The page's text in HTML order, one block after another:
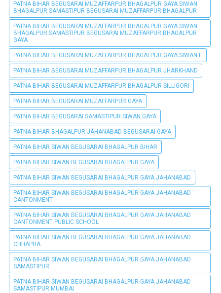
PATNA BIHAR BEGUSARAI MUZAFFARPUR BHAGALPUR GAYA SIWAN
BHAGALPUR SAMASTIPUR BEGUSARAI MUZAFFARPUR BHAGALPUR
PATNA BIHAR BEGUSARAI MUZAFFARPUR BHAGALPUR GAYA SIWAN
BHAGALPUR SAMASTIPUR BEGUSARAI MUZAFFARPUR BHAGALPUR
GAYA
PATNA BIHAR BEGUSARAI MUZAFFARPUR BHAGALPUR GAYA SIWAN E
PATNA BIHAR BEGUSARAI MUZAFFARPUR BHAGALPUR JHARKHAND
PATNA BIHAR BEGUSARAI MUZAFFARPUR BHAGALPUR SILLIGORI
PATNA BIHAR BEGUSARAI MUZAFFARPUR GAYA
PATNA BIHAR BEGUSARAI SAMASTIPUR SIWAN GAYA
PATNA BIHAR BHAGALPUR JAHANABAD BEGUSARAI GAYA
PATNA BIHAR SIWAN BEGUSARAI BHAGALPUR BIHAR
PATNA BIHAR SIWAN BEGUSARAI BHAGALPUR GAYA
PATNA BIHAR SIWAN BEGUSARAI BHAGALPUR GAYA JAHANABAD
PATNA BIHAR SIWAN BEGUSARAI BHAGALPUR GAYA JAHANABAD
CANTONMENT
PATNA BIHAR SIWAN BEGUSARAI BHAGALPUR GAYA JAHANABAD
CANTONMENT PUBLIC SCHOOL
PATNA BIHAR SIWAN BEGUSARAI BHAGALPUR GAYA JAHANABAD
CHHAPRA
PATNA BIHAR SIWAN BEGUSARAI BHAGALPUR GAYA JAHANABAD
SAMASTIPUR
PATNA BIHAR SIWAN BEGUSARAI BHAGALPUR GAYA JAHANABAD
SAMASTIPUR MUMBAI